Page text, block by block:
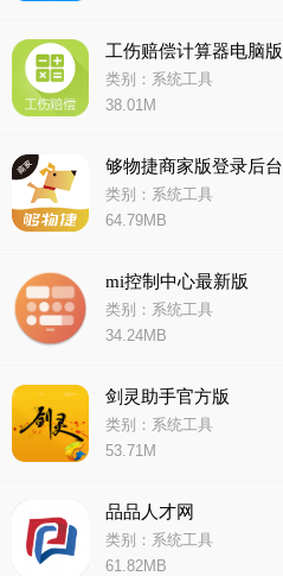
工伤赔偿计算器电脑版
类别：系统工具
38.01M
够物捷商家版登录后台
类别：系统工具
64.79MB
mi控制中心最新版
类别：系统工具
34.24MB
剑灵助手官方版
类别：系统工具
53.71M
品品人才网
类别：系统工具
61.82MB